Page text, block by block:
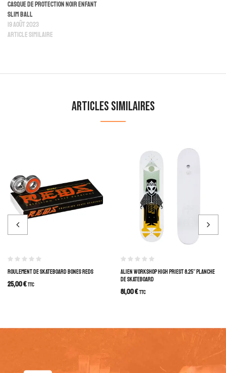
Casque De Protection Noir Enfant
Slim Ball
19 août 2023
Article similaire
Articles similaires
ROULEMENT DE SKATEBOARD BONES REDS
25,00€TTC
ALIEN WORKSHOP HIGH PRIEST 8.25″ PLANCHE
DE SKATEBOARD
81,00€TTC